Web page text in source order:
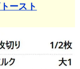
ースト